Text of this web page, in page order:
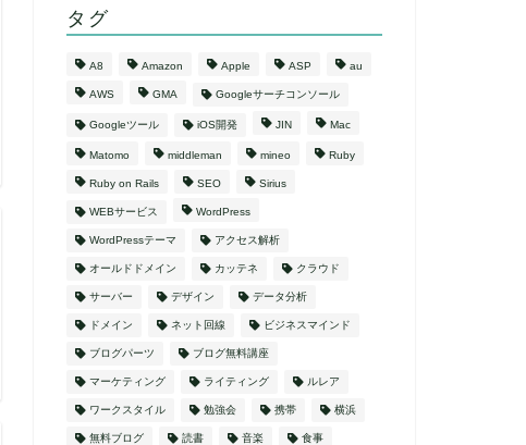
タグ
A8 Amazon Apple ASP au
AWS GMA Googleサーチコンソール
Googleツール iOS開発 JIN Mac
Matomo middleman mineo Ruby
Ruby on Rails SEO Sirius
WEBサービス WordPress
WordPressテーマ アクセス解析
オールドドメイン カッテネ クラウド
サーバー デザイン データ分析
ドメイン ネット回線 ビジネスマインド
ブログパーツ ブログ無料講座
マーケティング ライティング ルレア
ワークスタイル 勉強会 携帯 横浜
無料ブログ 読書 音楽 食事